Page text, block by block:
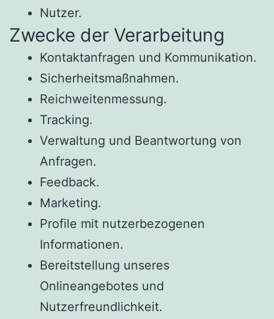
Nutzer.
Zwecke der Verarbeitung
Kontaktanfragen und Kommunikation.
Sicherheitsmaßnahmen.
Reichweitenmessung.
Tracking.
Verwaltung und Beantwortung von
Anfragen.
Feedback.
Marketing.
Profile mit nutzerbezogenen
Informationen.
Bereitstellung unseres
Onlineangebotes und
Nutzerfreundlichkeit.